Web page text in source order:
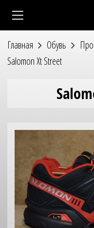
Главная Обувь
Salomon Xt Street